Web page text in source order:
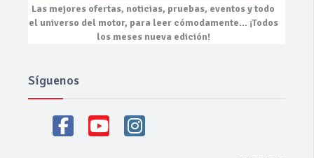
Las mejores ofertas, noticias, pruebas, eventosy todo
el universo del motor, para leer cómodamente… ¡Todos
los meses nueva edición!
Síguenos